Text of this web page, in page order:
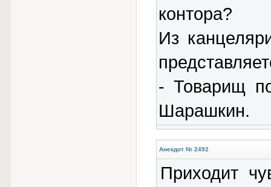
контора?
Из
- Товарищ
Шарашкин.
Анекдот № 2492
Приходит